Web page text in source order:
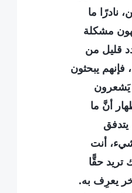
نادرًا ما
مشكلة
قليل من
فإنهم يبحثون
يَشعرون
أنَّ ما
يتدفق
أنت
تريد حقًّا
يعرِف به.